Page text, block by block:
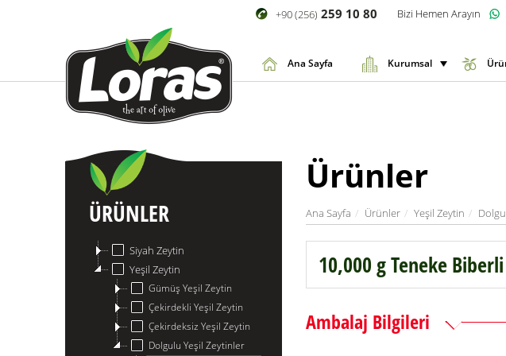
+90 (256) 259 10 80 Bizi Hemen Arayın
Ana Sayfa Kurumsal
ÜRÜNLER
Siyah Zeytin
Yeşil Zeytin
Gümüş Yeşil Zeytin
Çekirdekli Yeşil Zeytin
Çekirdeksiz Yeşil Zeytin
Dolgulu Yeşil Zeytinler
Ürünler
Ana Sayfa Ürünler Yeşil Zeytin
10,000 g Teneke
Ambalaj Bilgileri